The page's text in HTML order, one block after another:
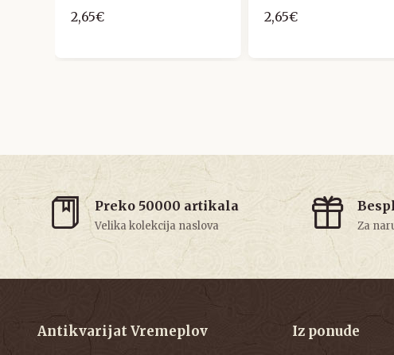
2,65€ 2,65€
Preko 50000 artikala
Velika kolekcija naslova Za
Antikvarijat Vremeplov Iz ponude